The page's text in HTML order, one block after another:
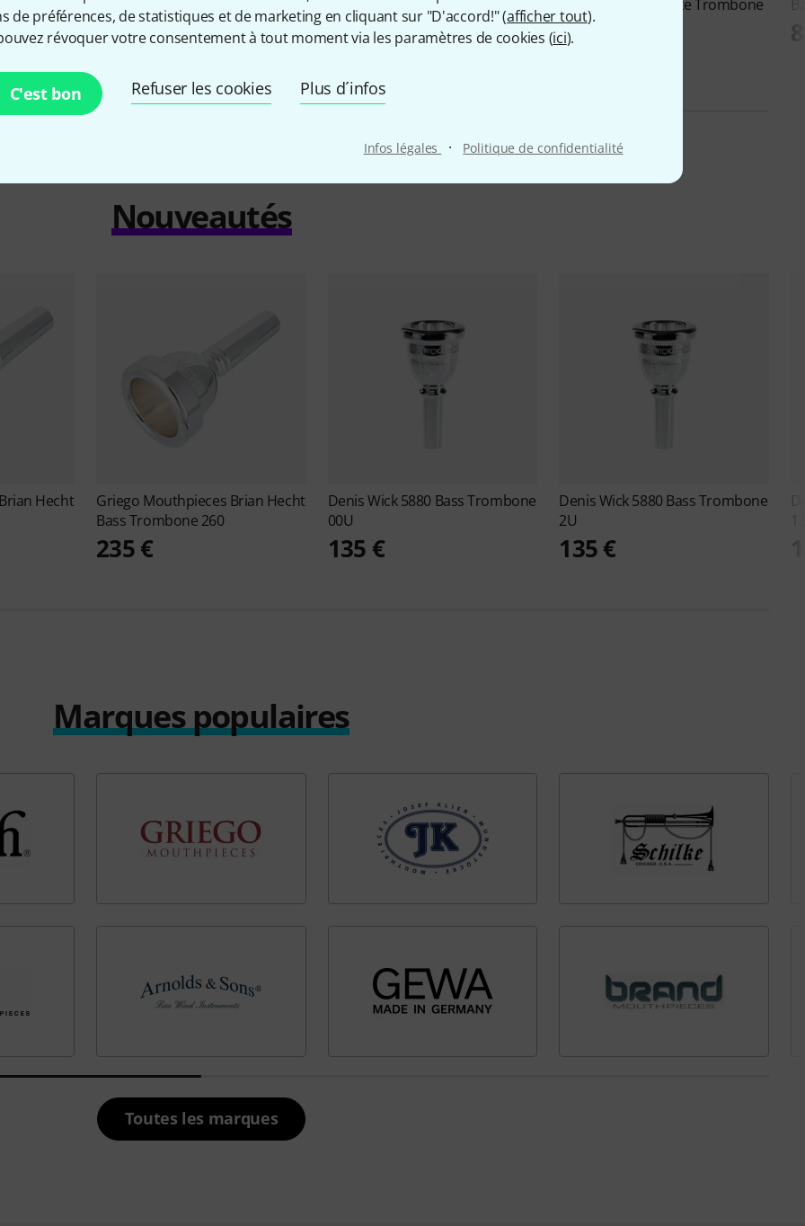
de préférences, de statistiques et de marketing en cliquant sur "D'accord!" (afficher tout).
révoquer votre consentement à tout moment via les paramètres de cookies (ici).
C'est bon Refuser les cookies Plus d´infos
Infos légales · Politique de confidentialité
Denis Wick5880 Trombone 6BS
79 €
Denis Wick5880 Trombone 6BL
79 €
YamahaMouthpiece Trombone
48S
67 €
Nouveautés
Brian Hecht
Griego Mouthpieces Brian Hecht
Bass Trombone 260
235 €
Denis Wick5880 Bass Trombone
00U
135 €
Denis Wick5880 Bass Trombone
2U
135 €
Marques populaires
Toutes les marques